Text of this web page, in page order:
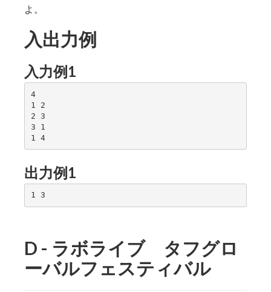
よ。
入出力例
入力例1
4
1 2
2 3
3 1
1 4
出力例1
D - ラボライブ タフグロ
ーバルフェスティバル